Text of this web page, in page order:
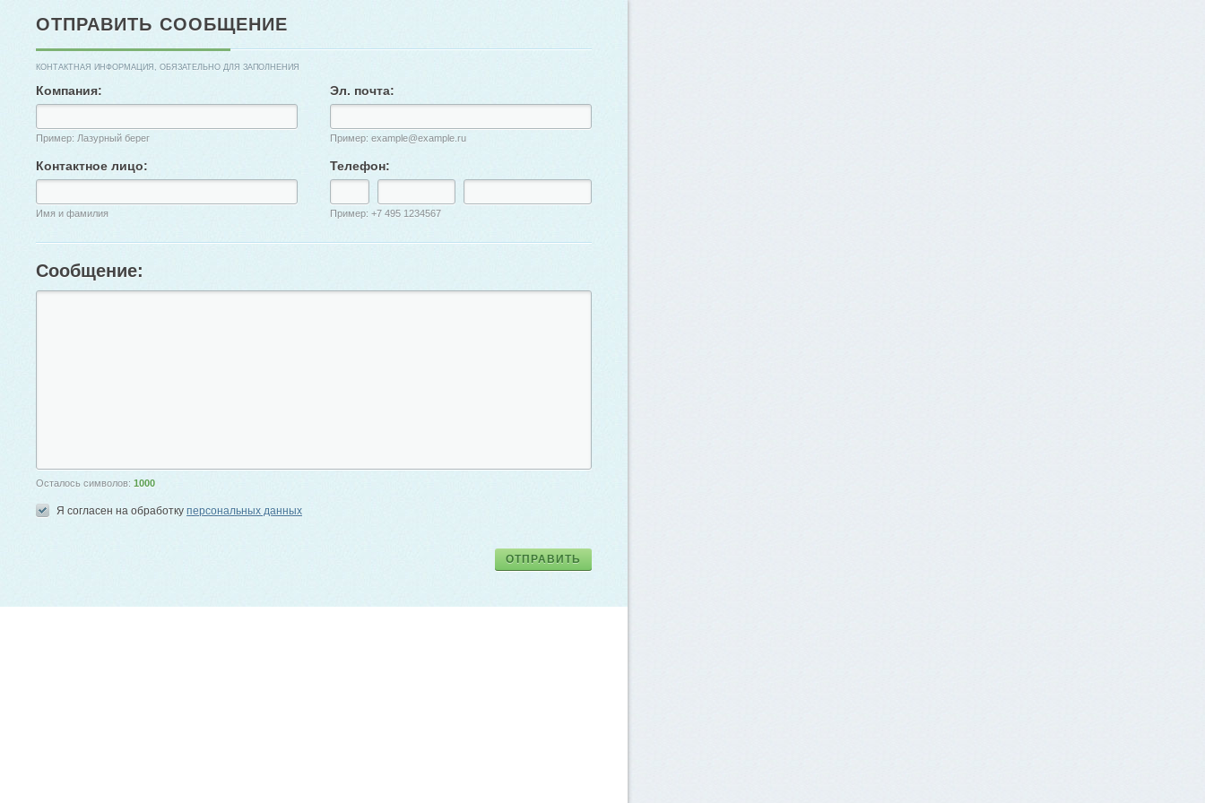
ОТПРАВИТЬ СООБЩЕНИЕ
КОНТАКТНАЯ ИНФОРМАЦИЯ, ОБЯЗАТЕЛЬНО ДЛЯ ЗАПОЛНЕНИЯ
Компания:
Пример: Лазурный берег
Контактное лицо:
Имя и фамилия
Эл. почта:
Пример: example@example.ru
Телефон:
Пример: +7 495 1234567
Сообщение:
Осталось символов: 1000
Я согласен на обработку персональных данных